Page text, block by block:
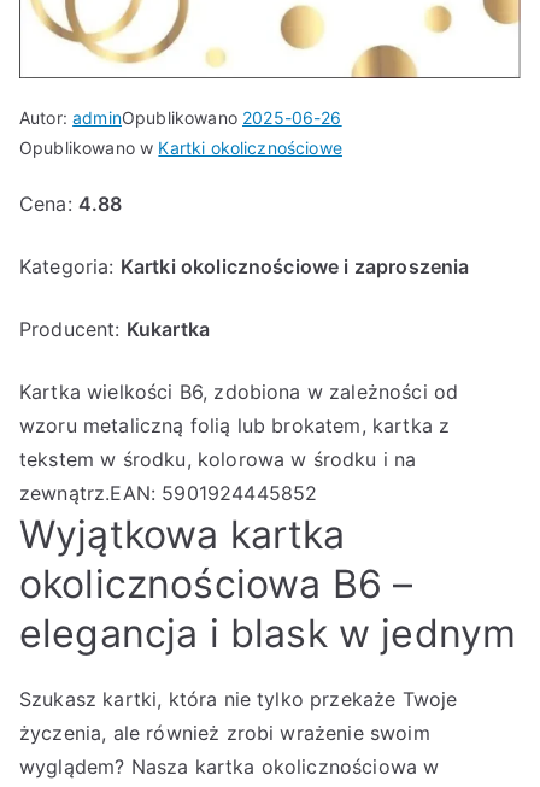
Autor:adminOpublikowano 2025-06-26
Opublikowano w Kartki okolicznościowe
Cena: 4.88
Kategoria: Kartki okolicznościowe i zaproszenia
Producent: Kukartka
Kartka wielkości B6, zdobiona w zależności od
wzoru metaliczną folią lub brokatem, kartka z
tekstem w środku, kolorowa w środku i na
zewnątrz.EAN: 5901924445852
Wyjątkowa kartka
okolicznościowa B6 –
elegancja i blask w jednym
Szukasz kartki, która nie tylko przekaże Twoje
życzenia, ale również zrobi wrażenie swoim
wyglądem? Nasza kartka okolicznościowa w